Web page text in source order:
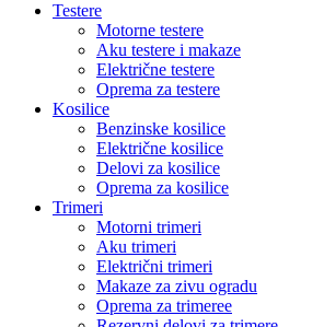
Testere
Motorne testere
Aku testere i makaze
Električne testere
Oprema za testere
Kosilice
Benzinske kosilice
Električne kosilice
Delovi za kosilice
Oprema za kosilice
Trimeri
Motorni trimeri
Aku trimeri
Električni trimeri
Makaze za zivu ogradu
Oprema za trimeree